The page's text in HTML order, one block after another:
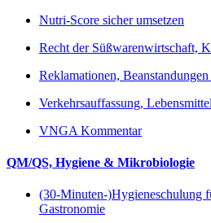
Nutri-Score sicher umsetzen
Recht der Süßwarenwirtschaft,
Reklamationen,
Verkehrsauffassung,
VNGA Kommentar
QM/QS, Hygiene & Mikrobiologie
(30-Minuten-)Hygieneschulung
Gastronomie